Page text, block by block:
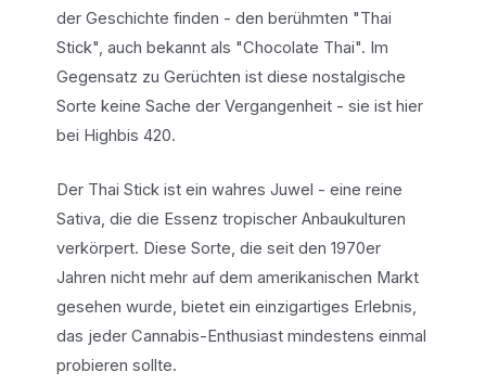
der Geschichte finden - den berühmten "Thai
Stick", auch bekannt als "Chocolate Thai". Im
Gegensatz zu Gerüchten ist diese nostalgische
Sorte keine Sache der Vergangenheit - sie ist hier
bei Highbis 420.
Der Thai Stick ist ein wahres Juwel - eine reine
Sativa, die die Essenz tropischer Anbaukulturen
verkörpert. Diese Sorte, die seit den 1970er
Jahren nicht mehr auf dem amerikanischen Markt
gesehen wurde, bietet ein einzigartiges Erlebnis,
das jeder Cannabis-Enthusiast mindestens einmal
probieren sollte.